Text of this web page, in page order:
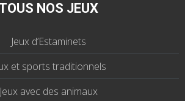
NOS JEUX
Jeux d’Estaminets
et sports traditionnels
Jeux avec des animaux